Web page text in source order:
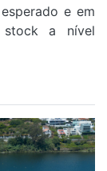
e em
a nível